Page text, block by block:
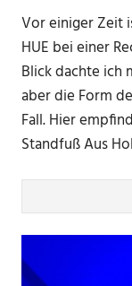
Vor einiger Zeit
HUE bei einer
Blick dachte ich
aber die Form
Fall. Hier
Standfuß Aus